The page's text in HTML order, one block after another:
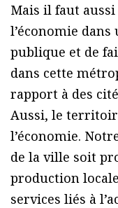
Mais il faut
l’économie
publique et de
dans cette
rapport à des
Aussi, le
l’économie.
de la ville soit
production
services liés à